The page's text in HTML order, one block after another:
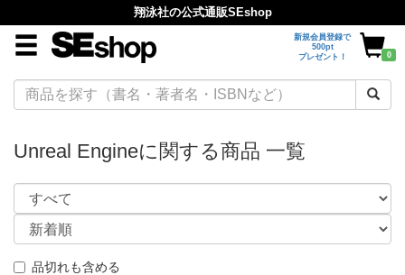
翔泳社の公式通販SEshop
新規会員登録で
500pt
プレゼント！
0
Unreal Engineに関する商品 一覧
品切れも含める